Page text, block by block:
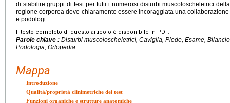
di stabilire gruppi di test per tutti i numerosi disturbi muscoloscheletrici
regione corporea deve chiaramente essere incoraggiata una
e podologi.
Il testo completo di questo articolo è disponibile in PDF.
Parole chiave : Disturbi muscoloscheletrici, Caviglia, Piede, Esame,
Podologia, Ortopedia
Mappa
Introduzione
Qualità/proprietà clinimetriche dei test
Funzioni organiche e strutture anatomiche